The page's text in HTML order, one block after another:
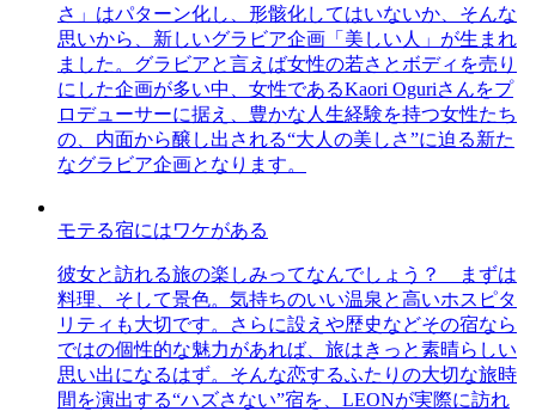
さ」はパターン化し、形骸化してはいないか、そんな
思いから、新しいグラビア企画「美しい人」が生まれ
ました。グラビアと言えば女性の若さとボディを売り
にした企画が多い中、女性であるKaori Oguriさんをプ
ロデューサーに据え、豊かな人生経験を持つ女性たち
の、内面から醸し出される“大人の美しさ”に迫る新た
なグラビア企画となります。
モテる宿にはワケがある
彼女と訪れる旅の楽しみってなんでしょう？ まずは
料理、そして景色。気持ちのいい温泉と高いホスピタ
リティも大切です。さらに設えや歴史などその宿なら
ではの個性的な魅力があれば、旅はきっと素晴らしい
思い出になるはず。そんな恋するふたりの大切な旅時
間を演出する“ハズさない”宿を、LEONが実際に訪れ